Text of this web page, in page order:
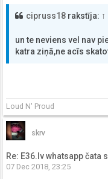
cipruss18 rakstīja: ↑
un te neviens vel nav
katra ziņā,ne acīs
Loud N' Proud
skrv
Re: E36.lv whatsapp čata
07 Dec 2018, 23:25